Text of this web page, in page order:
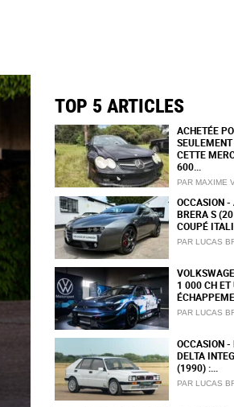
TOP 5 ARTICLES
ACHETÉE
CETTE
600...
PAR MAXIME
OCCASION -
BRERA S
COUPÉ
PAR LUCAS
1 000 CH ET
PAR LUCAS
OCCASION
DELTA
(1990) :...
PAR LUCAS